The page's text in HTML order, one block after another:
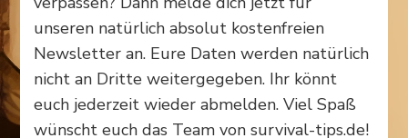
unseren natürlich absolut kostenfreien
Newsletter an. Eure Daten werden natürlich
nicht an Dritte weitergegeben. Ihr könnt
euch jederzeit wieder abmelden. Viel Spaß
wünscht euch das Team von survival-tips.de!